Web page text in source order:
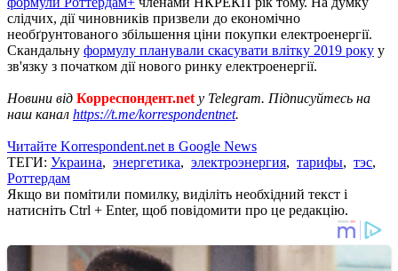
слідчих, дії чиновників призвели до економічно
необґрунтованого збільшення ціни покупки електроенергії.
Скандальну формулу планували скасувати влітку 2019 року у
зв'язку з початком дії нового ринку електроенергії.
Новини від Корреспондент.net у Telegram. Підписуйтесь на
наш канал https://t.me/korrespondentnet.
Читайте Korrespondent.net в Google News
ТЕГИ: Украина, энергетика, электроэнергия, тарифы, тэс,
Роттердам
Якщо ви помітили помилку, виділіть необхідний текст і
натисніть Ctrl + Enter, щоб повідомити про це редакцію.